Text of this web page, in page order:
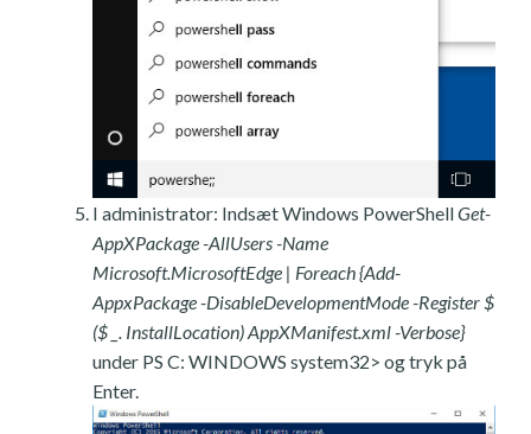
I administrator: Indsæt Windows PowerShellGet-
AppXPackage -AllUsers -Name
Microsoft.MicrosoftEdge | Foreach {Add-
AppxPackage -DisableDevelopmentMode -Register $
($ _. InstallLocation) AppXManifest.xml -Verbose}
under PS C: WINDOWS system32> og tryk på
Enter.